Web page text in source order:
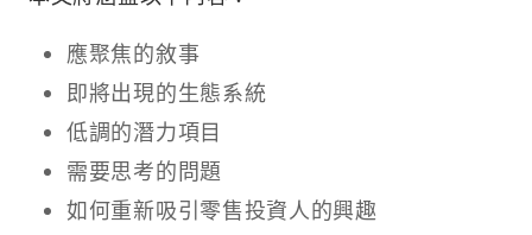
應聚焦的敘事
即將出現的生態系統
低調的潛力項目
需要思考的問題
如何重新吸引零售投資人的興趣